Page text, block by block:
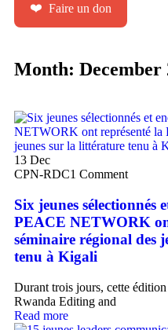
❤️ Faire un don
Month: December
13 Dec
CPN-RDC1 Comment
Six jeunes sélectionnés
PEACE NETWORK
séminaire régional des
tenu à Kigali
Durant trois jours, cette
Rwanda Editing and
Read more